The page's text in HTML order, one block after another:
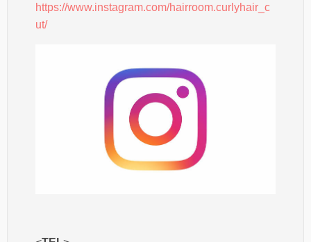
https://www.instagram.com/hairroom.curlyhair_c
ut/